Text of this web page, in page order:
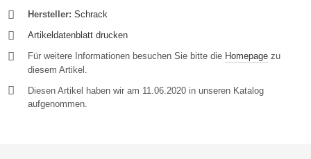
Hersteller: Schrack
Artikeldatenblatt drucken
Für weitere Informationen besuchen Sie bitte die Homepage zu
diesem Artikel.
Diesen Artikel haben wir am 11.06.2020 in unseren Katalog
aufgenommen.